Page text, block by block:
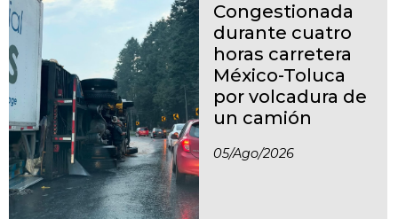
Congestionada
durante cuatro
horas carretera
México-Toluca
por volcadura de
un camión
05/ago/2026